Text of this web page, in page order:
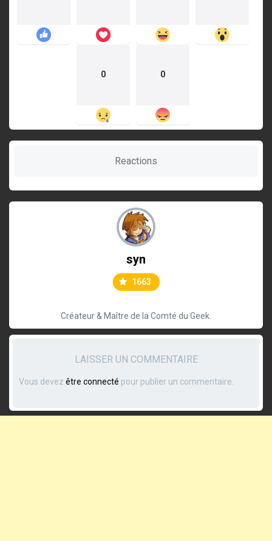
0 0
Reactions
syn
1663
Créateur & Maître de la Comté du Geek.
LAISSER UN COMMENTAIRE
Vous devez être connecté pour publier un commentaire.